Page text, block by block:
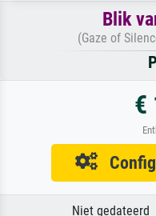
Blik
(Gaze of
€
Niet gedateerd